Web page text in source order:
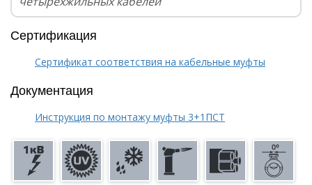
Сертификация
Сертификат соответствия на кабельные муфты
Документация
Инструкция по монтажу муфты 3+1ПСТ